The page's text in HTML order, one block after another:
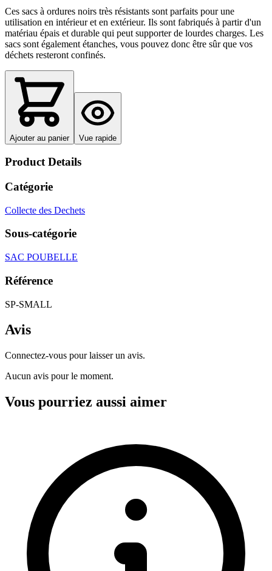
Ces sacs à ordures noirs très résistants sont parfaits pour une
utilisation en intérieur et en extérieur. Ils sont fabriqués à partir d'un
matériau épais et durable qui peut supporter de lourdes charges. Les
sacs sont également étanches, vous pouvez donc être sûr que vos
déchets resteront confinés.
Ajouter au panier Vue rapide
Product Details
Catégorie
Collecte des Dechets
Sous-catégorie
SAC POUBELLE
Référence
SP-SMALL
Avis
Connectez-vous pour laisser un avis.
Aucun avis pour le moment.
Vous pourriez aussi aimer